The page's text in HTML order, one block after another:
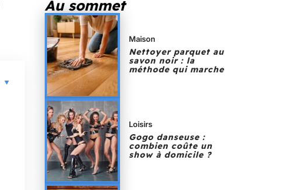
Au sommet
Maison
Nettoyer parquet au
savon noir : la
méthode qui marche
Loisirs
Gogo danseuse :
combien coûte un
show à domicile ?